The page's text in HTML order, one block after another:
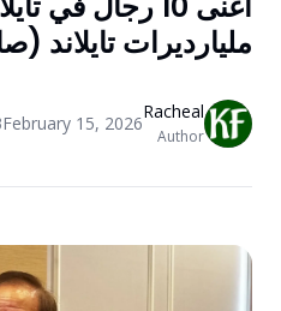
مليارديرات تايلاند
Racheal
Author
February 15, 2026